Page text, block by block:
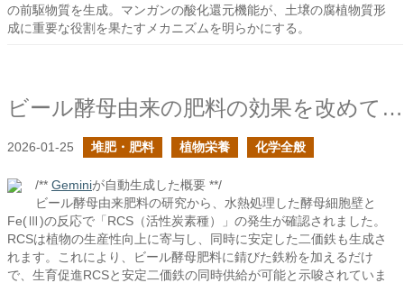
の前駆物質を生成。マンガンの酸化還元機能が、土壌の腐植物質形
成に重要な役割を果たすメカニズムを明らかにする。
ビール酵母由来の肥料の効果を改めて考えてみたの続き
2026-01-25 堆肥・肥料 植物栄養 化学全般
/** Geminiが自動生成した概要 **/
ビール酵母由来肥料の研究から、水熱処理した酵母細胞壁と
Fe(Ⅲ)の反応で「RCS（活性炭素種）」の発生が確認されました。
RCSは植物の生産性向上に寄与し、同時に安定した二価鉄も生成さ
れます。これにより、ビール酵母肥料に錆びた鉄粉を加えるだけ
で、生育促進RCSと安定二価鉄の同時供給が可能と示唆されていま